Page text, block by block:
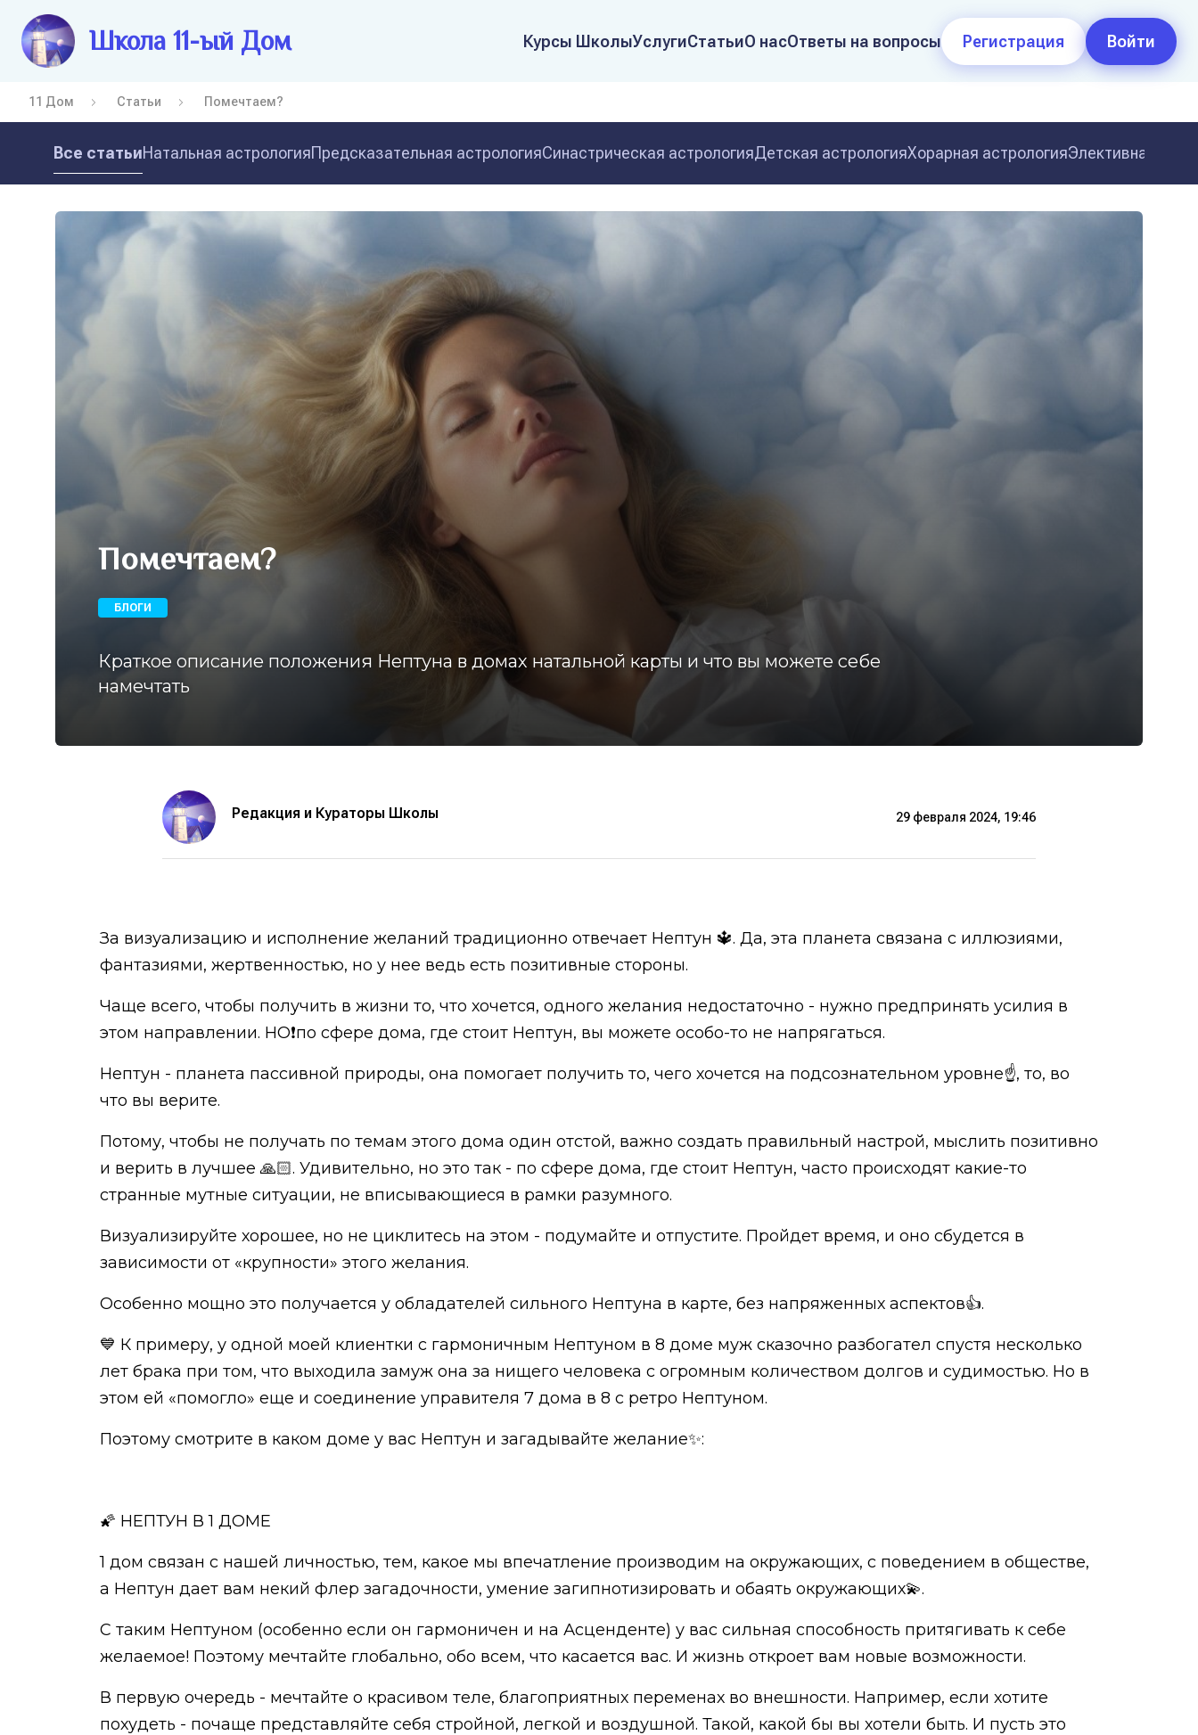
Школа 11-ый Дом Курсы ШколыУслугиСтатьиО насОтветы на вопросы Регистрация Войти
11 Дом Статьи Помечтаем?
Все статьиНатальная астрологияПредсказательная астрологияСинастрическая астрологияДетская астрологияХорарная астрологияЭлективная
Помечтаем?
БЛОГИ
Краткое описание положения Нептуна в домах натальной карты и что вы можете себе
намечтать
Редакция и Кураторы Школы 29 февраля 2024, 19:46
За визуализацию и исполнение желаний традиционно отвечает Нептун 🔱. Да, эта планета связана с иллюзиями,
фантазиями, жертвенностью, но у нее ведь есть позитивные стороны.
Чаще всего, чтобы получить в жизни то, что хочется, одного желания недостаточно - нужно предпринять усилия в
этом направлении. НО❗️по сфере дома, где стоит Нептун, вы можете особо-то не напрягаться.
Нептун - планета пассивной природы, она помогает получить то, чего хочется на подсознательном уровне☝️, то, во
что вы верите.
Потому, чтобы не получать по темам этого дома один отстой, важно создать правильный настрой, мыслить позитивно
и верить в лучшее 🙏🏻. Удивительно, но это так - по сфере дома, где стоит Нептун, часто происходят какие-то
странные мутные ситуации, не вписывающиеся в рамки разумного.
Визуализируйте хорошее, но не циклитесь на этом - подумайте и отпустите. Пройдет время, и оно сбудется в
зависимости от «крупности» этого желания.
Особенно мощно это получается у обладателей сильного Нептуна в карте, без напряженных аспектов👍.
💙 К примеру, у одной моей клиентки с гармоничным Нептуном в 8 доме муж сказочно разбогател спустя несколько
лет брака при том, что выходила замуж она за нищего человека с огромным количеством долгов и судимостью. Но в
этом ей «помогло» еще и соединение управителя 7 дома в 8 с ретро Нептуном.
Поэтому смотрите в каком доме у вас Нептун и загадывайте желание✨:
🌠 НЕПТУН В 1 ДОМЕ
1 дом связан с нашей личностью, тем, какое мы впечатление производим на окружающих, с поведением в обществе,
а Нептун дает вам некий флер загадочности, умение загипнотизировать и обаять окружающих💫.
С таким Нептуном (особенно если он гармоничен и на Асценденте) у вас сильная способность притягивать к себе
желаемое! Поэтому мечтайте глобально, обо всем, что касается вас. И жизнь откроет вам новые возможности.
В первую очередь - мечтайте о красивом теле, благоприятных переменах во внешности. Например, если хотите
похудеть - почаще представляйте себя стройной, легкой и воздушной. Такой, какой бы вы хотели быть. И пусть это